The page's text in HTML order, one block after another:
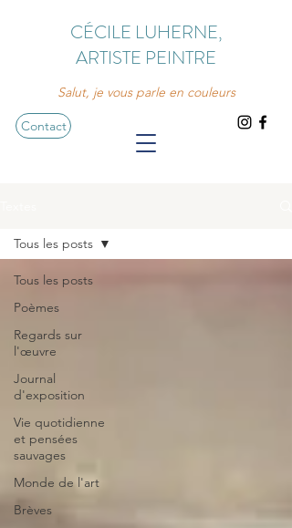
CÉCILE LUHERNE,
ARTISTE PEINTRE
Salut, je vous parle en couleurs
Contact
Tous les posts
Poèmes
Regards sur
l'œuvre
Journal
d'exposition
Vie quotidienne
et pensées
sauvages
Monde de l'art
Brèves
Tous les posts